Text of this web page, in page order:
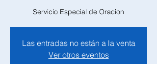
Servicio Especial de Oracion
Las entradas no están a la venta
Ver otros eventos